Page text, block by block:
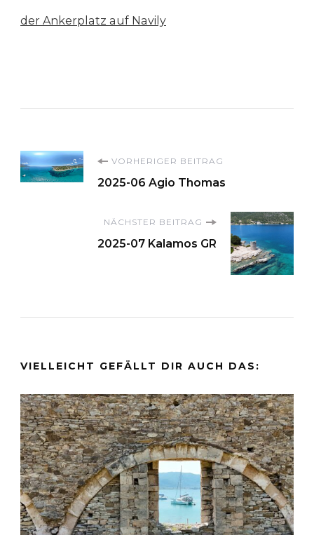
der Ankerplatz auf Navily
Beitragsnavigation
VORHERIGER BEITRAG
2025-06 Agio Thomas
NÄCHSTER BEITRAG
2025-07 Kalamos GR
VIELLEICHT GEFÄLLT DIR AUCH DAS: